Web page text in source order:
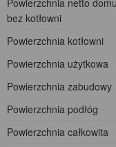
Powierzchnia netto domu
bez kotłowni
Powierzchnia kotłowni
Powierzchnia użytkowa
Powierzchnia zabudowy
Powierzchnia podłóg
Powierzchnia całkowita